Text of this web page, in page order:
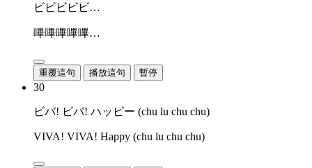
ビビビビビ…
嗶嗶嗶嗶嗶…
重覆這句 播放這句 暫停
30
ビバ! ビバ! ハッピー (chu lu chu chu)
VIVA! VIVA! Happy (chu lu chu chu)